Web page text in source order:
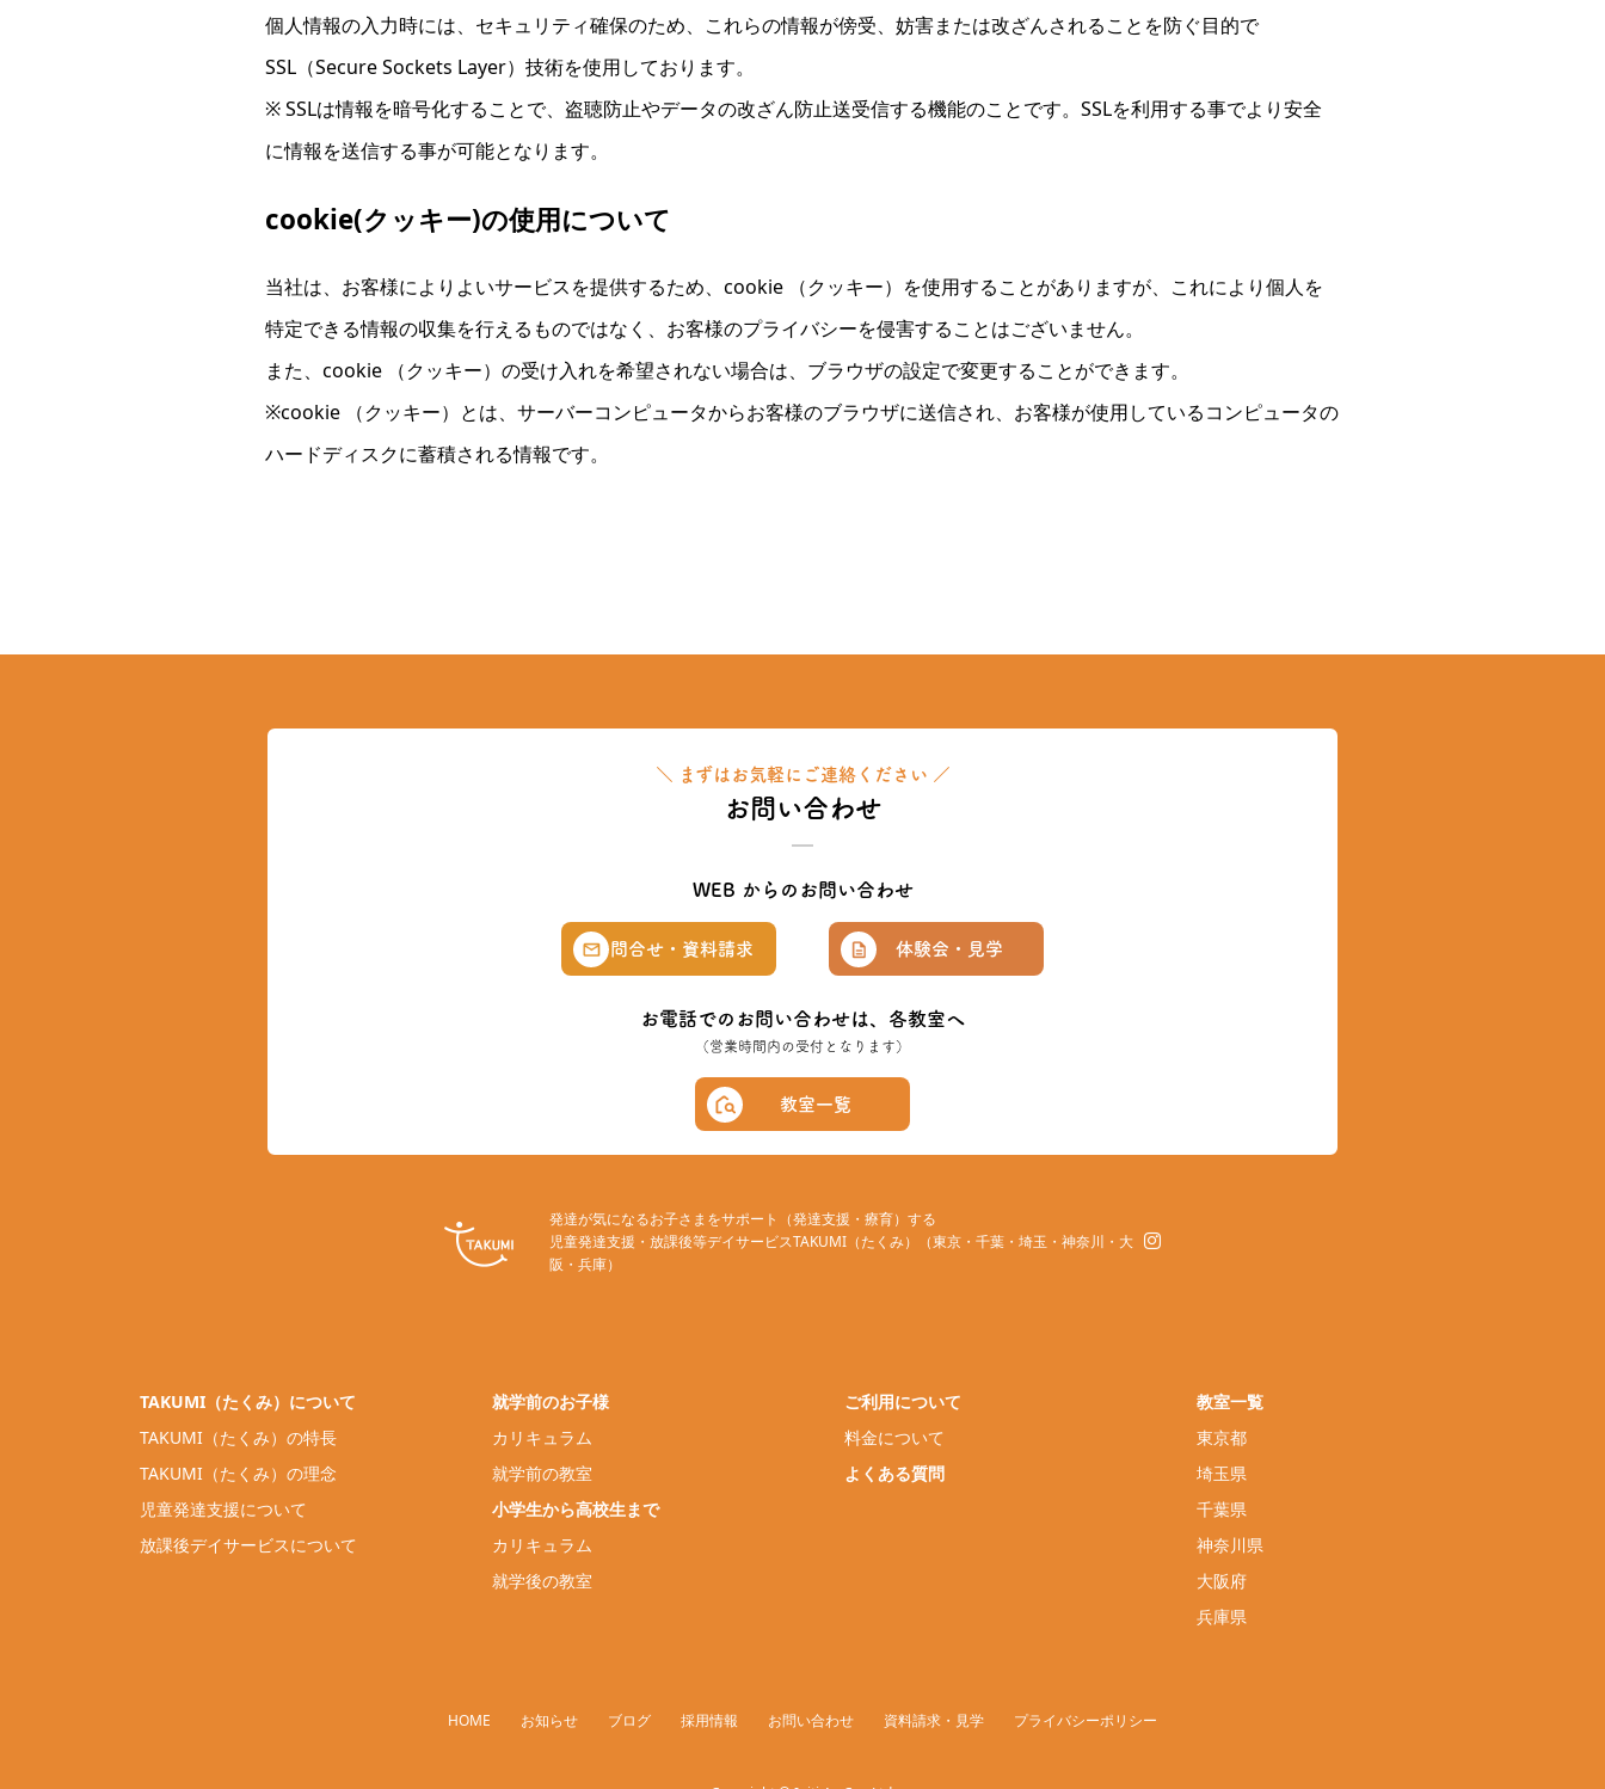
個人情報の入力時には、セキュリティ確保のため、これらの情報が傍受、妨害または改ざんされることを防ぐ目的で
SSL（Secure Sockets Layer）技術を使用しております。
※ SSLは情報を暗号化することで、盗聴防止やデータの改ざん防止送受信する機能のことです。SSLを利用する事でより安全
に情報を送信する事が可能となります。
cookie(クッキー)の使用について
当社は、お客様によりよいサービスを提供するため、cookie （クッキー）を使用することがありますが、これにより個人を
特定できる情報の収集を行えるものではなく、お客様のプライバシーを侵害することはございません。
また、cookie （クッキー）の受け入れを希望されない場合は、ブラウザの設定で変更することができます。
※cookie （クッキー）とは、サーバーコンピュータからお客様のブラウザに送信され、お客様が使用しているコンピュータの
ハードディスクに蓄積される情報です。
＼ まずはお気軽にご連絡ください ／
お問い合わせ
WEB からのお問い合わせ
問合せ・資料請求 体験会・見学
お電話でのお問い合わせは、各教室へ
（営業時間内の受付となります）
教室一覧
発達が気になるお子さまをサポート（発達支援・療育）する
児童発達支援・放課後等デイサービスTAKUMI（たくみ）（東京・千葉・埼玉・神奈川・大
阪・兵庫）
TAKUMI（たくみ）について
TAKUMI（たくみ）の特長
TAKUMI（たくみ）の理念
児童発達支援について
放課後デイサービスについて
就学前のお子様
カリキュラム
就学前の教室
小学生から高校生まで
カリキュラム
就学後の教室
ご利用について
料金について
よくある質問
教室一覧
東京都
埼玉県
千葉県
神奈川県
大阪府
兵庫県
HOME お知らせ ブログ 採用情報 お問い合わせ 資料請求・見学 プライバシーポリシー